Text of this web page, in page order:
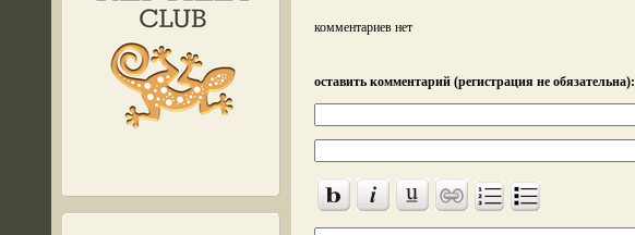
комментариев нет
оставить комментарий (регистрация не обязательна):